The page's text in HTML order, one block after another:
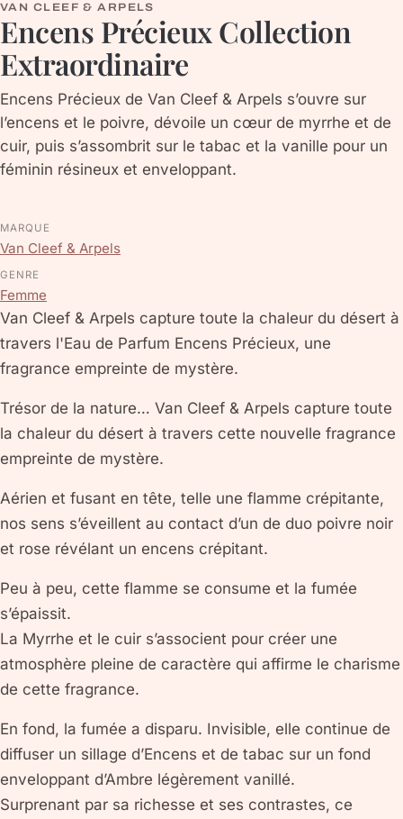
VAN CLEEF & ARPELS
Encens Précieux Collection
Extraordinaire
Encens Précieux de Van Cleef & Arpels s’ouvre sur
l’encens et le poivre, dévoile un cœur de myrrhe et de
cuir, puis s’assombrit sur le tabac et la vanille pour un
féminin résineux et enveloppant.
MARQUE
Van Cleef & Arpels
GENRE
Femme
Van Cleef & Arpels capture toute la chaleur du désert à
travers l'Eau de Parfum Encens Précieux, une
fragrance empreinte de mystère.
Trésor de la nature… Van Cleef & Arpels capture toute
la chaleur du désert à travers cette nouvelle fragrance
empreinte de mystère.
Aérien et fusant en tête, telle une flamme crépitante,
nos sens s’éveillent au contact d’un de duo poivre noir
et rose révélant un encens crépitant.
Peu à peu, cette flamme se consume et la fumée
s’épaissit.
La Myrrhe et le cuir s’associent pour créer une
atmosphère pleine de caractère qui affirme le charisme
de cette fragrance.
En fond, la fumée a disparu. Invisible, elle continue de
diffuser un sillage d’Encens et de tabac sur un fond
enveloppant d’Ambre légèrement vanillé.
Surprenant par sa richesse et ses contrastes, ce